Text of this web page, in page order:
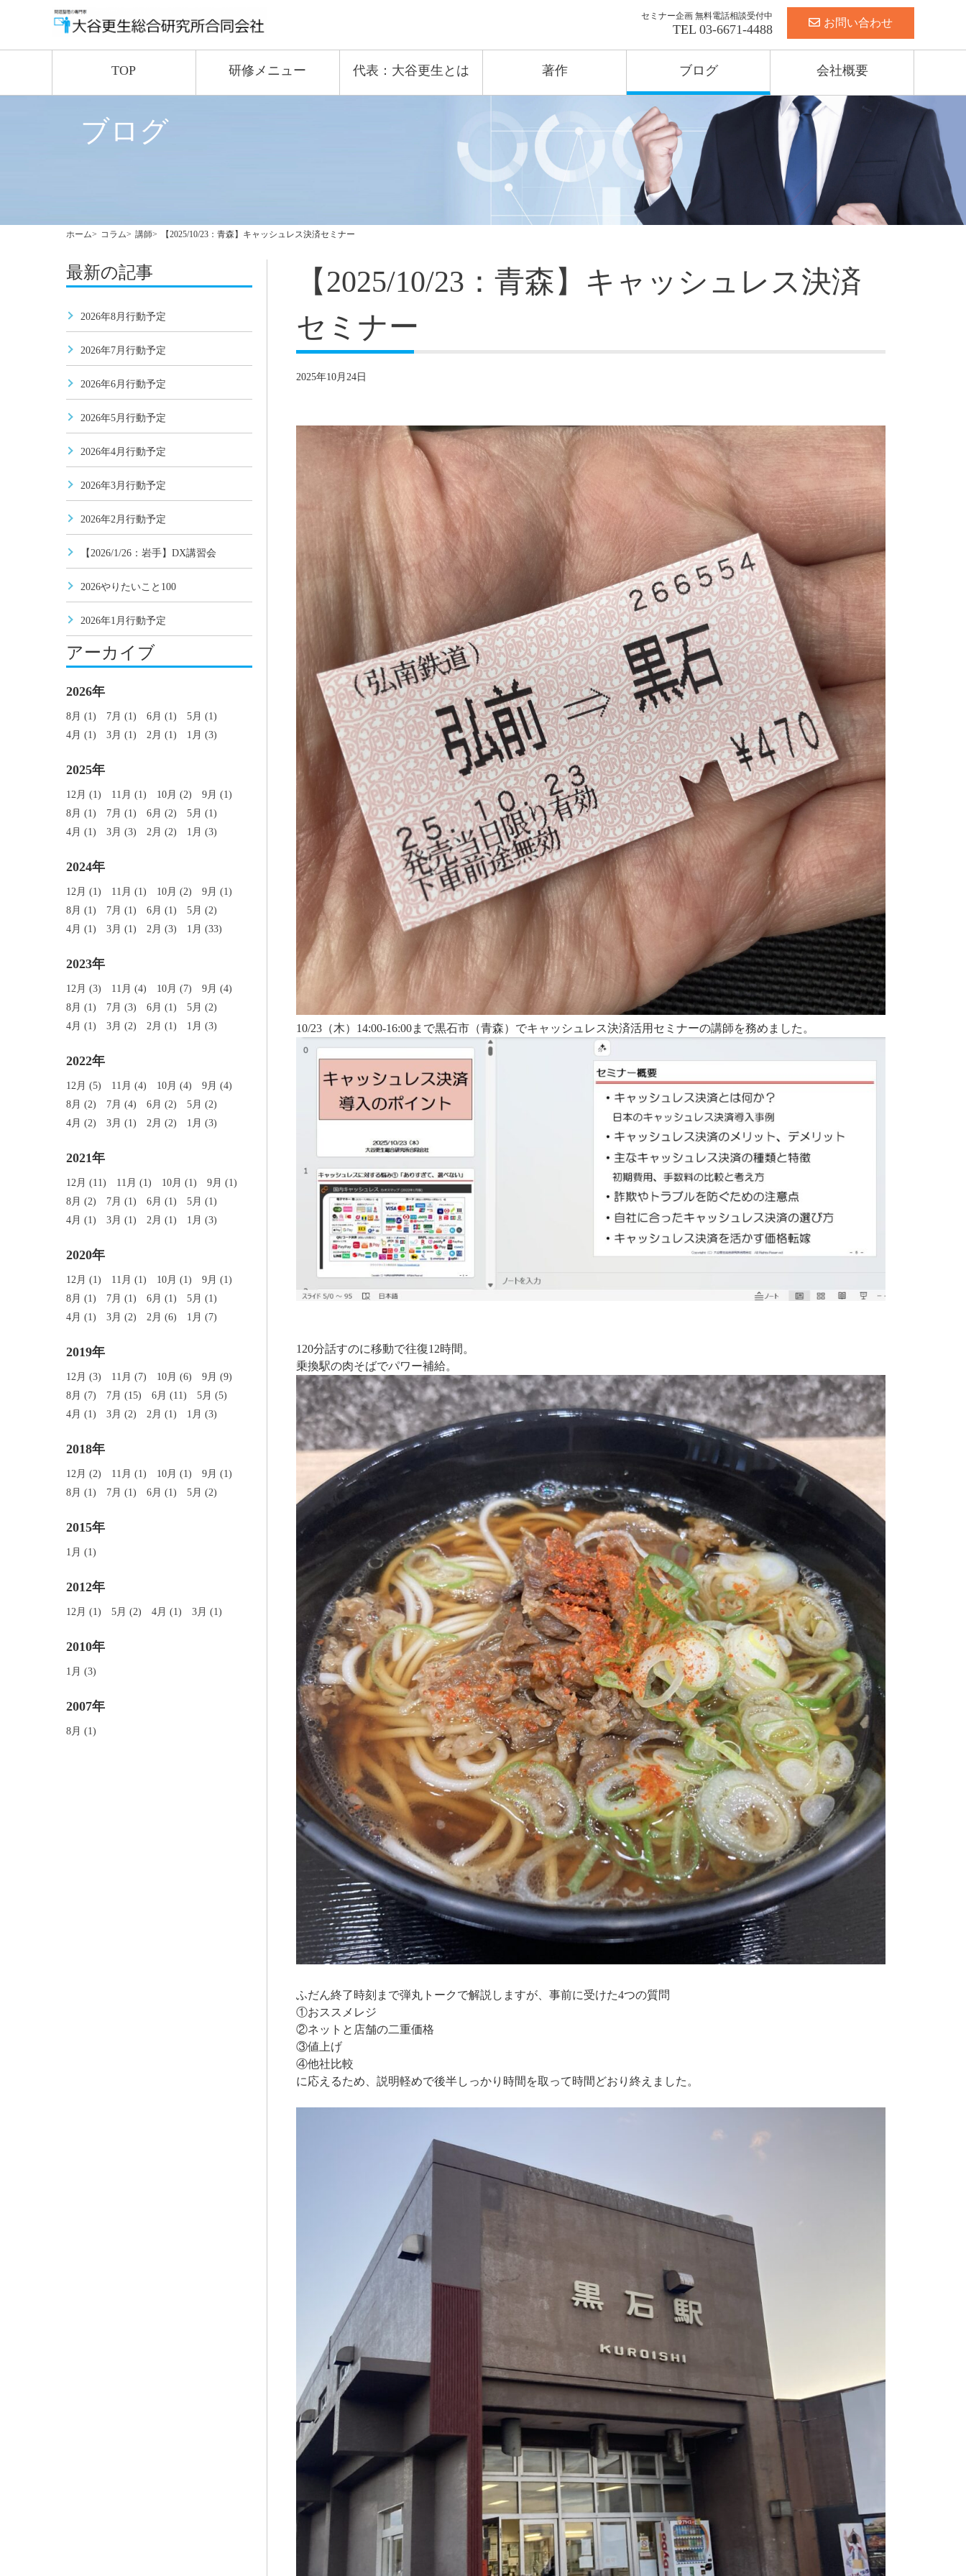
セミナー企画 無料電話相談受付中
TEL 03-6671-4488 お問い合わせ
TOP 研修メニュー 代表：大谷更生とは 著作 ブログ 会社概要
ブログ
ホーム コラム 講師 【2025/10/23：青森】キャッシュレス決済セミナー
最新の記事
2026年8月行動予定
2026年7月行動予定
2026年6月行動予定
2026年5月行動予定
2026年4月行動予定
2026年3月行動予定
2026年2月行動予定
【2026/1/26：岩手】DX講習会
2026やりたいこと100
2026年1月行動予定
アーカイブ
2026年
8月 (1) 7月 (1) 6月 (1)
5月 (1)
4月 (1)
3月 (1) 2月 (1) 1月 (3)
2025年
12月 (1) 11月 (1) 10月 (2)
9月 (1)
8月 (1)
7月 (1) 6月 (2)
5月 (1)
4月 (1)
3月 (3) 2月 (2) 1月 (3)
2024年
12月 (1) 11月 (1) 10月 (2)
9月 (1)
8月 (1)
7月 (1) 6月 (1)
5月 (2)
4月 (1)
3月 (1) 2月 (3) 1月 (33)
2023年
12月 (3) 11月 (4) 10月 (7)
9月 (4)
8月 (1)
7月 (3) 6月 (1)
5月 (2)
4月 (1)
3月 (2) 2月 (1) 1月 (3)
2022年
12月 (5) 11月 (4) 10月 (4)
9月 (4)
8月 (2)
7月 (4) 6月 (2)
5月 (2)
4月 (2)
3月 (1) 2月 (2) 1月 (3)
2021年
12月 (11) 11月 (1) 10月 (1)
9月 (1)
8月 (2)
7月 (1) 6月 (1)
5月 (1)
4月 (1)
3月 (1) 2月 (1) 1月 (3)
2020年
12月 (1) 11月 (1) 10月 (1)
9月 (1)
8月 (1)
7月 (1) 6月 (1)
5月 (1)
4月 (1)
3月 (2) 2月 (6) 1月 (7)
2019年
12月 (3) 11月 (7) 10月 (6)
9月 (9)
8月 (7)
7月 (15) 6月 (11)
5月 (5)
4月 (1)
3月 (2) 2月 (1) 1月 (3)
2018年
12月 (2) 11月 (1) 10月 (1)
9月 (1)
8月 (1)
7月 (1) 6月 (1) 5月 (2)
2015年
1月 (1)
2012年
12月 (1) 5月 (2) 4月 (1) 3月 (1)
2010年
1月 (3)
2007年
8月 (1)
【2025/10/23：青森】キャッシュレス決済
セミナー
2025年10月24日
10/23（木）14:00-16:00まで黒石市（青森）でキャッシュレス決済活用セミナーの講師を務めました。
120分話すのに移動で往復12時間。
乗換駅の肉そばでパワー補給。
ふだん終了時刻まで弾丸トークで解説しますが、事前に受けた4つの質問
①おススメレジ
②ネットと店舗の二重価格
③値上げ
④他社比較
に応えるため、説明軽めで後半しっかり時間を取って時間どおり終えました。